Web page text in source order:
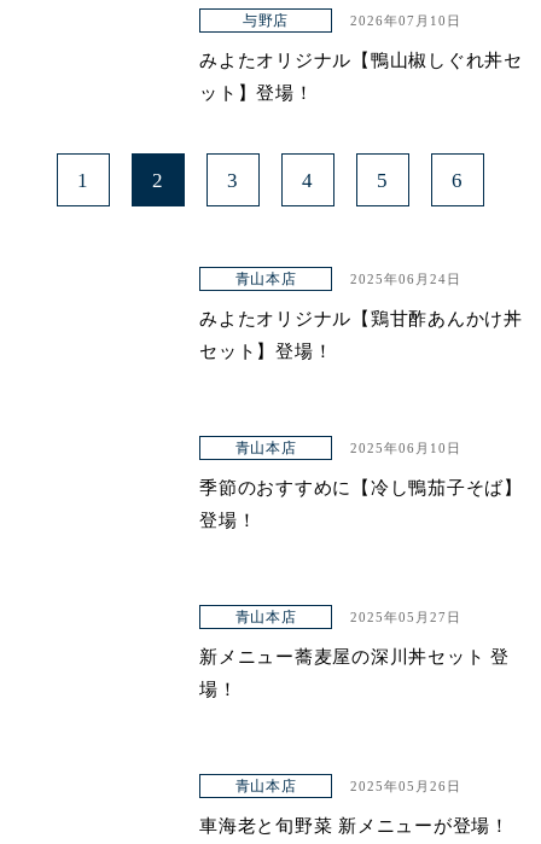
与野店 2026年07月10日
みよたオリジナル【鴨山椒しぐれ丼セ
ット】登場！
1 2 3 4 5 6
青山本店 2025年06月24日
みよたオリジナル【鶏甘酢あんかけ丼
セット】登場！
青山本店 2025年06月10日
季節のおすすめに【冷し鴨茄子そば】
登場！
青山本店 2025年05月27日
新メニュー蕎麦屋の深川丼セット 登
場！
青山本店 2025年05月26日
車海老と旬野菜 新メニューが登場！